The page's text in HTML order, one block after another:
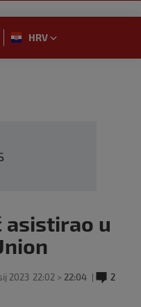
HRV
asistirao u
2023 22:02 > 22:04
2